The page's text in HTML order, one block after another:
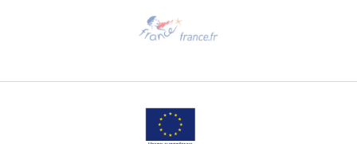
Contattaci per e-mail